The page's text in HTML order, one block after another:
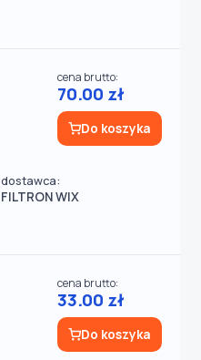
dostawca:
FILTRON WIX
cena brutto:
70.00 zł
Do koszyka
cena brutto:
33.00 zł
Do koszyka